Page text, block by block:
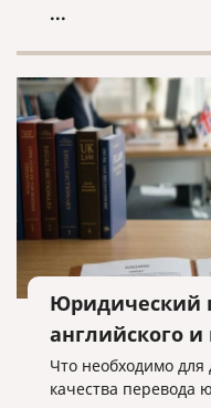
...
Юридический
английского
Что необходимо
качества перевода